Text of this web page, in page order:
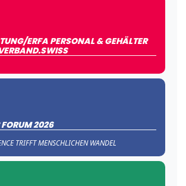
ERFA PERSONAL & GEHÄLTER
2026
TRIFFT MENSCHLICHEN WANDEL